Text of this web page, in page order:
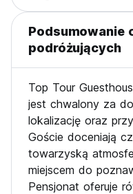
Podsumowanie
podróżujących
Top Tour
jest chwalony za
lokalizację oraz
Goście doceniają
towarzyską
miejscem do
Pensjonat oferuje